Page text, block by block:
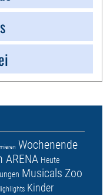
Wochenende
ARENA Heute
Musicals Zoo
Kinder